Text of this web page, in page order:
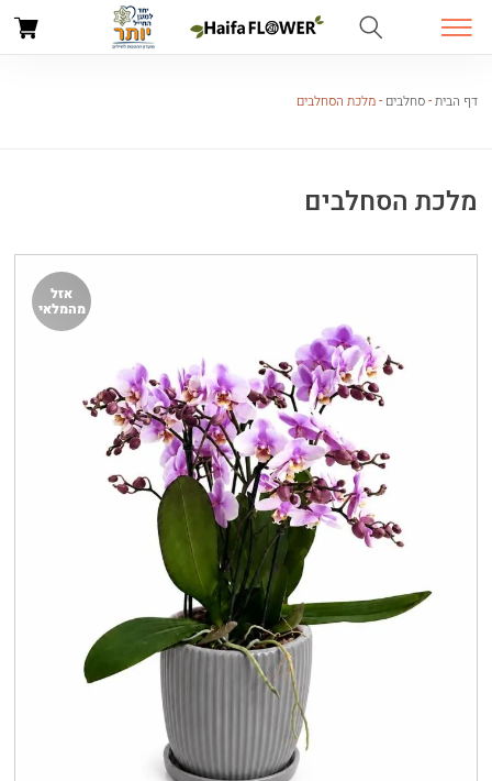
דף הבית-סחלבים -מלכת הסחלבים
מלכת הסחלבים
אזל
מהמלאי